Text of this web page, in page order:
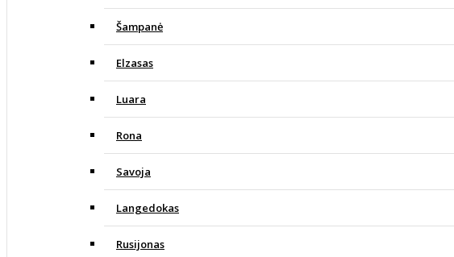
Šampanė
Elzasas
Luara
Rona
Savoja
Langedokas
Rusijonas